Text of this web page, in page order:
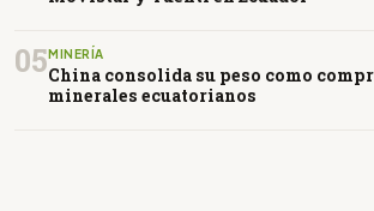
05MINERÍA
China consolida su peso como
minerales ecuatorianos